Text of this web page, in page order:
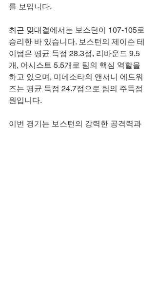
를 보입니다.
최근 맞대결에서는 보스턴이 107-105로
승리한 바 있습니다. 보스턴의 제이슨 테
이텀은 평균 득점 28.3점, 리바운드 9.5
개, 어시스트 5.5개로 팀의 핵심 역할을
하고 있으며, 미네소타의 앤서니 에드워
즈는 평균 득점 24.7점으로 팀의 주득점
원입니다.
이번 경기는 보스턴의 강력한 공격력과